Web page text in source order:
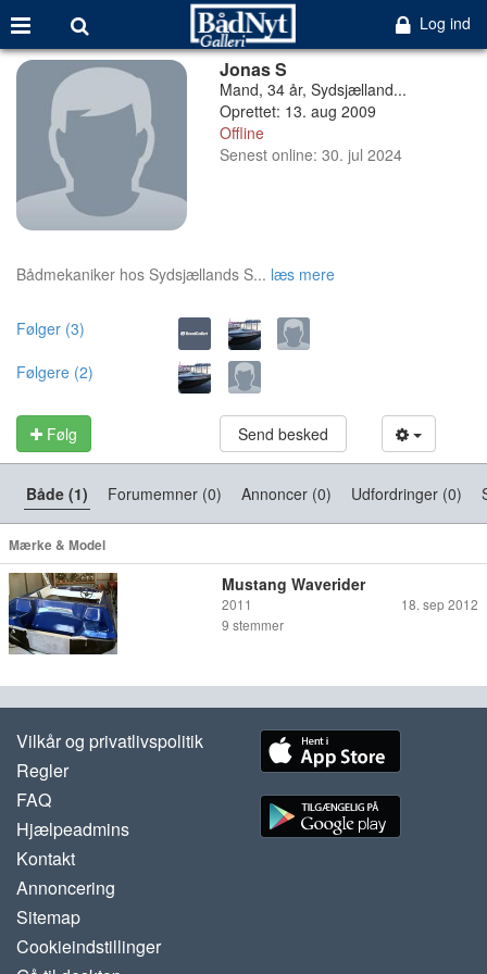
Log ind
Jonas S
Mand, 34 år, Sydsjælland...
Oprettet: 13. aug 2009
Offline
Senest online: 30. jul 2024
Bådmekaniker hos Sydsjællands S... læs mere
Følger (3)
Følgere (2)
Følg Send besked
Både (1) Forumemner (0) Annoncer (0) Udfordringer (0)
Mærke & Model
Mustang Waverider
2011
18. sep 2012
9 stemmer
Vilkår og privatlivspolitik
Regler
FAQ
Hjælpeadmins
Kontakt
Annoncering
Sitemap
Cookieindstillinger